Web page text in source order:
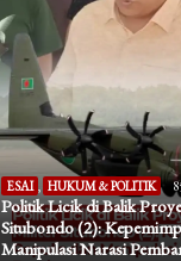
ESAI HUKUM & POLITIK
Politik Licik di Balik
Situbondo (2):
Manipulasi Narasi